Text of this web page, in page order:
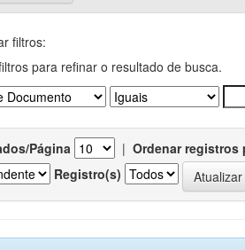
filtros:
para refinar o resultado de busca.
Página | Ordenar registros
Registro(s)